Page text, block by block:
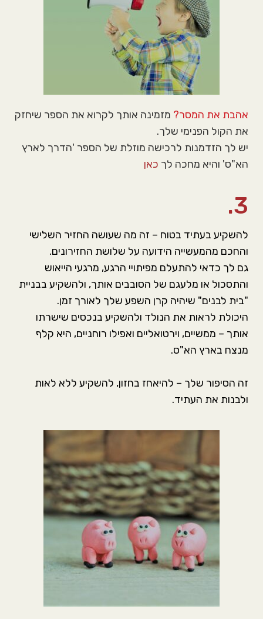
אהבת את המסר? מזמינה אותך לקרוא את הספר שיחזק
את הקול הפנימי שלך.
יש לך הזדמנות לרכישה מוזלת של הספר 'הדרך לארץ
הא"ס' והיא מחכה לך כאן
3.
להשקיע בעתיד בטוח – זה מה שעושה החזיר השלישי
והחכם מהמעשייה הידועה על שלושת החזירונים.
גם לך כדאי להתעלם מפיתויי הרגע, מרגעי הייאוש
והתסכול או מלעגם של הסובבים אותך, ולהשקיע בבניית
"בית לבנים" שיהיה קרן השפע שלך לאורך זמן.
היכולת לראות את הנולד ולהשקיע בנכסים שישרתו
אותך – ממשיים, וירטואליים ואפילו רוחניים, היא קלף
מנצח בארץ הא"ס.
זה הסיפור שלך – להיאחז בחזון, להשקיע ללא לאות
ולבנות את העתיד.